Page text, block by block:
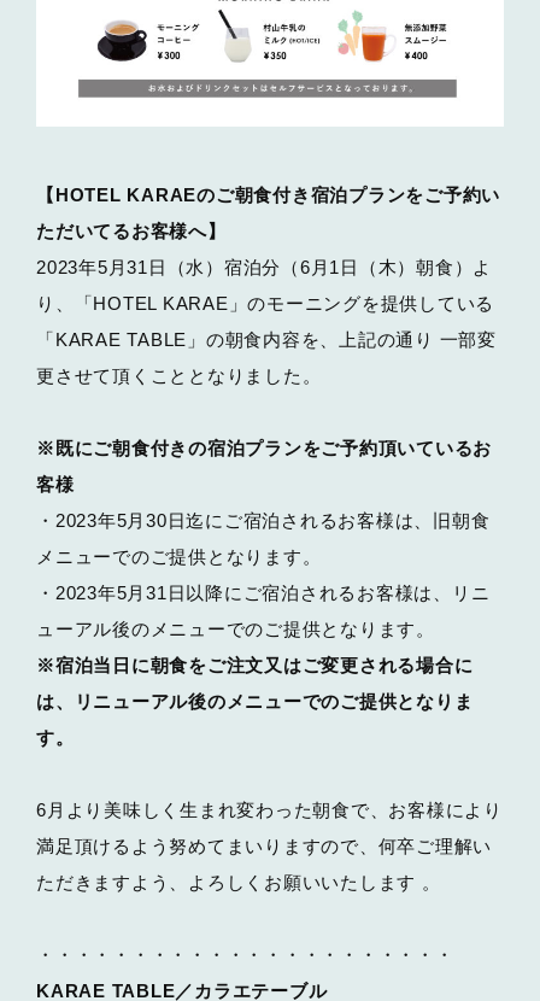
【HOTEL KARAEのご朝食付き宿泊プランをご予約い
ただいてるお客様へ】
2023年5月31日（水）宿泊分（6月1日（木）朝食）よ
り、「HOTEL KARAE」のモーニングを提供している
「KARAE TABLE」の朝食内容を、上記の通り 一部変
更させて頂くこととなりました。
※既にご朝食付きの宿泊プランをご予約頂いているお
客様
・2023年5月30日迄にご宿泊されるお客様は、旧朝食
メニューでのご提供となります。
・2023年5月31日以降にご宿泊されるお客様は、リニ
ューアル後のメニューでのご提供となります。
※宿泊当日に朝食をご注文又はご変更される場合に
は、リニューアル後のメニューでのご提供となりま
す。
6月より美味しく生まれ変わった朝食で、お客様により
満足頂けるよう努めてまいりますので、何卒ご理解い
ただきますよう、よろしくお願いいたします 。
・・・・・・・・・・・・・・・・・・・・・・
KARAE TABLE／カラエテーブル